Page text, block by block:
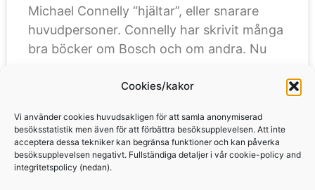
Cookies/kakor
Vi använder cookies huvudsakligen för att samla anonymiserad
besöksstatistik men även för att förbättra besöksupplevelsen. Att inte
acceptera dessa tekniker kan begränsa funktioner och kan påverka
besöksupplevelsen negativt. Fullständiga detaljer i vår cookie-policy and
integritetspolicy (nedan).
Michael Connelly “hjältar”, eller snarare
huvudpersoner. Connelly har skrivit många
bra böcker om Bosch och om andra. Nu